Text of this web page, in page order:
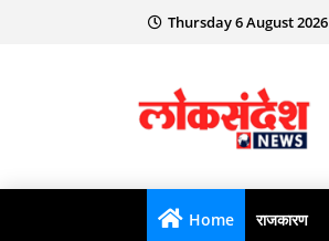
Thursday 6 August 2026
Home राजकारण